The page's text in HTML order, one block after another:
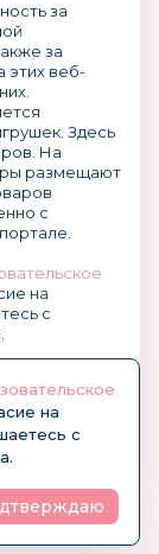
за
за
этих веб-
Здесь
На
размещают
с
на
с
на
с